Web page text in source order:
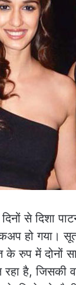
से दिशा
हो गया।
के रुप में दोनों
रहा है,